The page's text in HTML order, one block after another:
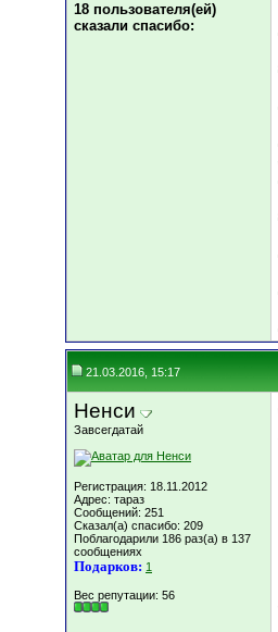
18 пользователя(ей)
сказали cпасибо:
21.03.2016, 15:17
Ненси
Завсегдатай
Регистрация: 18.11.2012
Адрес: тараз
Сообщений: 251
Сказал(а) спасибо: 209
Поблагодарили 186 раз(а) в 137
сообщениях
Подарков: 1
Вес репутации: 56